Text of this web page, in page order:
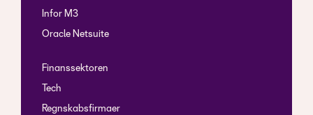
Infor M3
Oracle Netsuite
Finanssektoren
Tech
Regnskabsfirmaer